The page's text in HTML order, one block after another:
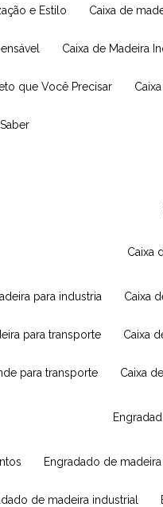
e Estilo Caixa de
Caixa de Madeira
que Você Precisar
caixa
para industria caixa
para transporte caixa
para transporte caixa
engradado de
de madeira industrial